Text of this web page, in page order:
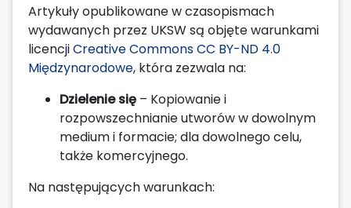
Artykuły opublikowane w czasopismach
wydawanych przez UKSW są objęte warunkami
licencjiCreative Commons CC BY-ND 4.0
Międzynarodowe, która zezwala na:
Dzielenie się – Kopiowanie i
rozpowszechnianie utworów w dowolnym
medium i formacie; dla dowolnego celu,
także komercyjnego.
Na następujących warunkach: